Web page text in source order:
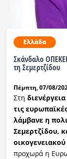
Ελλάδα
Σκάνδαλο
τη Σεμερτζίδου
Πέμπτη, 07/08/
Στη
τις
λάμβανε η
Σεμερτζίδου,
προχωρά η